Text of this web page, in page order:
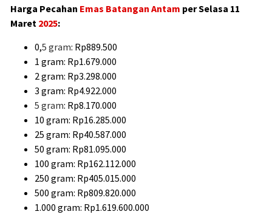
Harga Pecahan Emas Batangan Antam per Selasa 11
Maret 2025:
0,5 gram: Rp889.500
1 gram: Rp1.679.000
2 gram: Rp3.298.000
3 gram: Rp4.922.000
5 gram: Rp8.170.000
10 gram: Rp16.285.000
25 gram: Rp40.587.000
50 gram: Rp81.095.000
100 gram: Rp162.112.000
250 gram: Rp405.015.000
500 gram: Rp809.820.000
1.000 gram: Rp1.619.600.000